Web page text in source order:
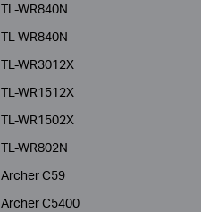
TL-WR840N
TL-WR840N
TL-WR3012X
TL-WR1512X
TL-WR1502X
TL-WR802N
Archer C59
Archer C5400